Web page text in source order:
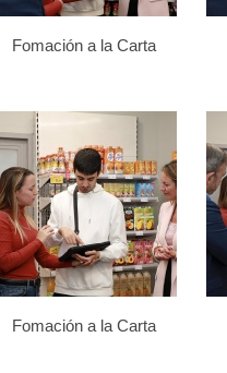
Fomación a la Carta
Fomación a la Carta